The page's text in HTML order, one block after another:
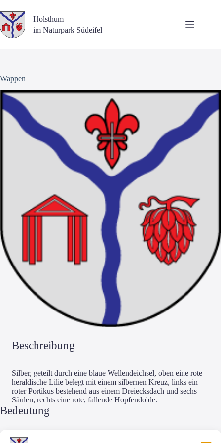
Inhalt
springen
Holsthum
im Naturpark Südeifel
Wappen
Beschrei­bung
Sil­ber, geteilt durch eine blaue Wel­len­deich­sel, oben eine rote
heral­di­sche Lilie belegt mit einem sil­ber­nen Kreuz, links ein
roter Por­ti­kus bestehend aus einem Drei­ecks­dach und sechs
Säu­len, rechts eine rote, fal­len­de Hopfendolde.
Bedeu­tung
Oben im Wap­pen dar­ge­stellt ist eine heral­di­sche Lilie, belegt mit einem